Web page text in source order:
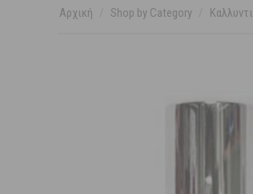
Αρχική Shop by Category